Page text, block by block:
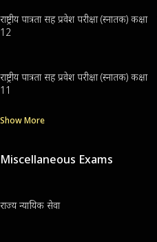
राष्ट्रीय पात्रता सह प्रवेश परीक्षा (स्नातक) कक्षा
12
राष्ट्रीय पात्रता सह प्रवेश परीक्षा (स्नातक) कक्षा
11
Show More
Miscellaneous Exams
राज्य न्यायिक सेवा